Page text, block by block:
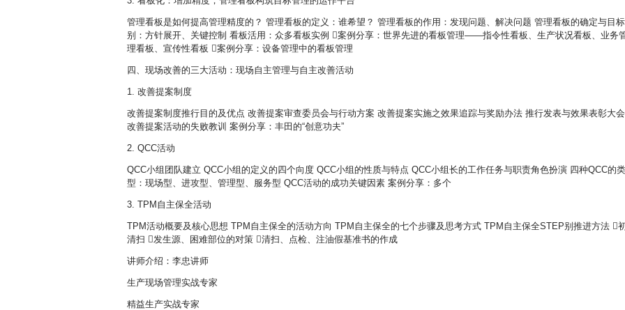
管理看板是如何提高管理精度的？ 管理看板的定义：谁希望？ 管理看板的作用：发现问题、解决问题 管理看板的确定与目
别：方针展开、关键控制 看板活用：众多看板实例 案例分享：世界先进的看板管理——指令性看板、生产状况看板、业务
理看板、宣传性看板 案例分享：设备管理中的看板管理
四、现场改善的三大活动：现场自主管理与自主改善活动
1. 改善提案制度
改善提案制度推行目的及优点 改善提案审查委员会与行动方案 改善提案实施之效果追踪与奖励办法 推行发表与效果表彰大会
改善提案活动的失败教训 案例分享：丰田的“创意功夫”
2. QCC活动
QCC小组团队建立 QCC小组的定义的四个向度 QCC小组的性质与特点 QCC小组长的工作任务与职责角色扮演 四种QCC的类
型：现场型、进攻型、管理型、服务型 QCC活动的成功关键因素 案例分享：多个
3. TPM自主保全活动
TPM活动概要及核心思想 TPM自主保全的活动方向 TPM自主保全的七个步骤及思考方式 TPM自主保全STEP别推进方法 
清扫 发生源、困难部位的对策 清扫、点检、注油假基准书的作成
讲师介绍：李忠讲师
生产现场管理实战专家
精益生产实战专家